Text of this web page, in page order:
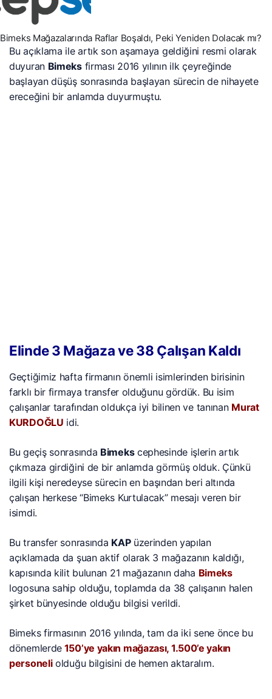
Bimeks Mağazalarında Raflar Boşaldı, Peki Yeniden Dolacak mı?
Bu açıklama ile artık son aşamaya geldiğini resmi olarak
duyuran Bimeksfirması 2016 yılının ilk çeyreğinde
başlayan düşüş sonrasında başlayan sürecin de nihayete
ereceğini bir anlamda duyurmuştu.
Elinde 3 Mağaza ve 38 Çalışan Kaldı
Geçtiğimiz hafta firmanın önemli isimlerinden birisinin
farklı bir firmaya transfer olduğunu gördük. Bu isim
çalışanlar tarafından oldukça iyi bilinen ve tanınan Murat
KURDOĞLU idi.
Bu geçiş sonrasında Bimekscephesinde işlerin artık
çıkmaza girdiğini de bir anlamda görmüş olduk. Çünkü
ilgili kişi neredeyse sürecin en başından beri altında
çalışan herkese “Bimeks Kurtulacak” mesajı veren bir
isimdi.
Bu transfer sonrasında KAPüzerinden yapılan
açıklamada da şuan aktif olarak 3 mağazanın kaldığı,
kapısında kilit bulunan 21 mağazanın daha Bimeks
logosuna sahip olduğu, toplamda da 38 çalışanın halen
şirket bünyesinde olduğu bilgisi verildi.
Bimeks firmasının 2016 yılında, tam da iki sene önce bu
dönemlerde 150’ye yakın mağazası, 1.500’e yakın
personeli olduğu bilgisini de hemen aktaralım.